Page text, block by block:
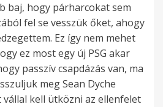
baj, hogy párharcokat sem
fel se vesszük őket, ahogy
Ez így nem mehet
ez most egy új PSG akar
passzív csapdázás van, ma
meg Sean Dyche
vállal kell ütközni az ellenfelet